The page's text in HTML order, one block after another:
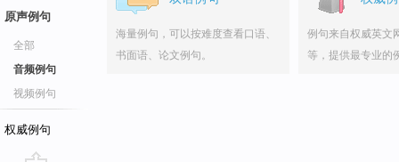
原声例句
全部
音频例句
视频例句
权威例句
海量例句，可以按难度查看口语、
书面语、论文例句。
例句来自权威英文
等，提供最专业的